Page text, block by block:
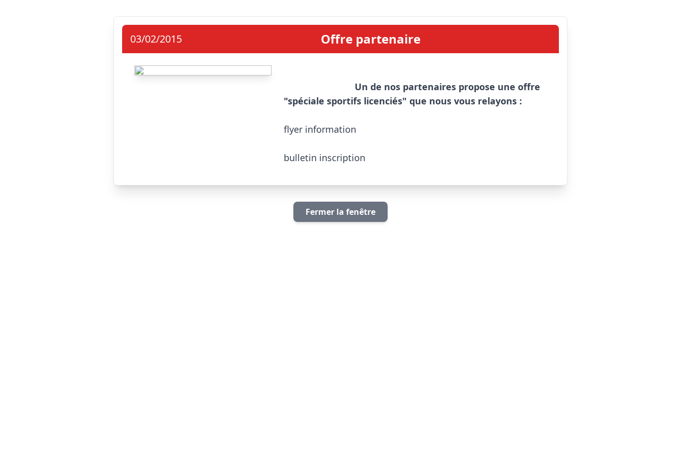
03/02/2015 Offre partenaire
Un de nos partenaires propose une offre
"spéciale sportifs licenciés" que nous vous relayons :
flyer information
bulletin inscription
Fermer la fenêtre